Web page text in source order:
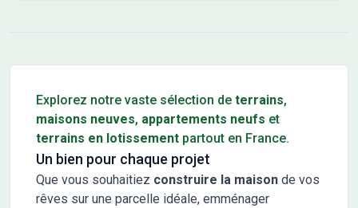
Explorez notre vaste sélection de terrains,
maisons neuves, appartements neufs et
terrains en lotissement partout en France.
Un bien pour chaque projet
Que vous souhaitiez construire la maison de vos
rêves sur une parcelle idéale, emménager